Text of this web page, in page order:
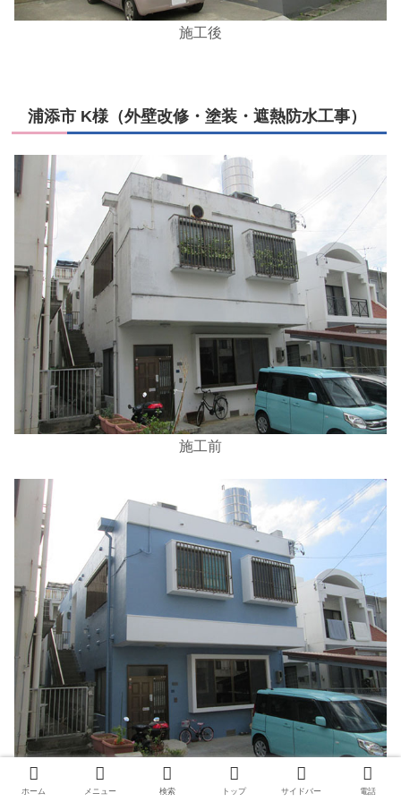
施工後
浦添市 K様（外壁改修・塗装・遮熱防水工事）
施工前
ホーム メニュー 検索 トップ サイドバー 電話